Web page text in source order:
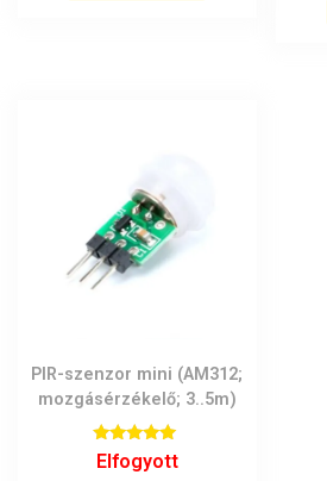
PIR-szenzor mini (AM312;
mozgásérzékelő; 3..5m)
Értékelés:
5.00
Elfogyott